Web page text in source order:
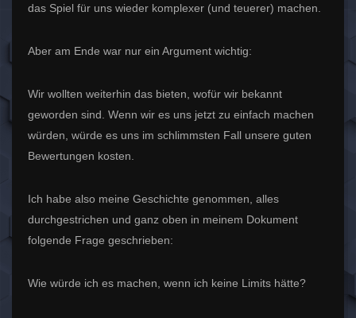
das Spiel für uns wieder komplexer (und teuerer) machen.
Aber am Ende war nur ein Argument wichtig:
Wir wollten weiterhin das bieten, wofür wir bekannt
geworden sind. Wenn wir es uns jetzt zu einfach machen
würden, würde es uns im schlimmsten Fall unsere guten
Bewertungen kosten.
Ich habe also meine Geschichte genommen, alles
durchgestrichen und ganz oben in meinem Dokument
folgende Frage geschrieben:
Wie würde ich es machen, wenn ich keine Limits hätte?